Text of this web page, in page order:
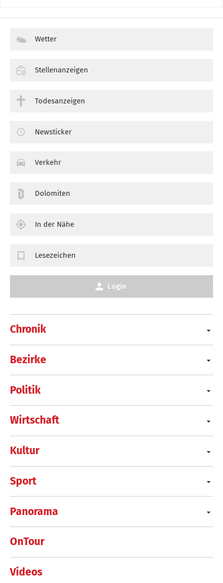
Chronik
Bezirke
Politik
Wirtschaft
Kultur
Sport
Panorama
OnTour
Videos
Wetter
Stellenanzeigen
Todesanzeigen
Newsticker
Verkehr
Dolomiten
In der Nähe
Lesezeichen
Login